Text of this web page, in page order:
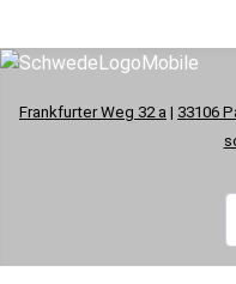
Frankfurter Weg 32 a | 33106